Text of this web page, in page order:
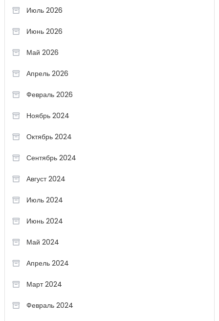
Июль 2026
Июнь 2026
Май 2026
Апрель 2026
Февраль 2026
Ноябрь 2024
Октябрь 2024
Сентябрь 2024
Август 2024
Июль 2024
Июнь 2024
Май 2024
Апрель 2024
Март 2024
Февраль 2024